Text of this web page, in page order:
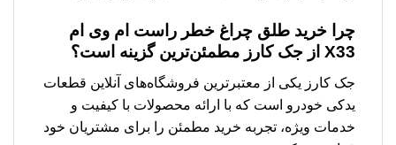
چرا خرید طلق چراغ خطر راست ام وی ام
X33 از جک کارز مطمئن‌ترین گزینه است؟
جک کارز یکی از معتبرترین فروشگاه‌های آنلاین قطعات
یدکی خودرو است که با ارائه محصولات با کیفیت و
خدمات ویژه، تجربه خرید مطمئن را برای مشتریان خود